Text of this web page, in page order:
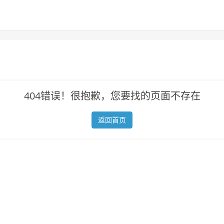
404错误！很抱歉，您要找的页面不存在
返回首页